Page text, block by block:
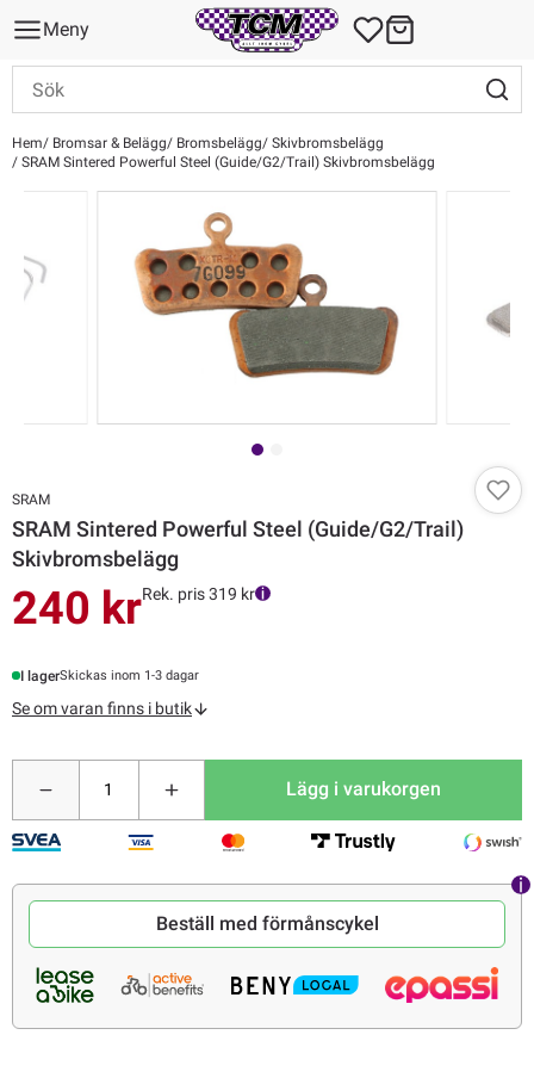
Meny
Hem Bromsar & Belägg Bromsbelägg
Skivbromsbelägg
SRAM Sintered Powerful Steel (Guide/G2/Trail) Skivbromsbelägg
SRAM
SRAM Sintered Powerful Steel (Guide/G2/Trail)
Skivbromsbelägg
240 krRek. pris 319 kr
I lagerSkickas inom 1-3 dagar
Se om varan finns i butik
Lägg i varukorgen
Beställ med förmånscykel